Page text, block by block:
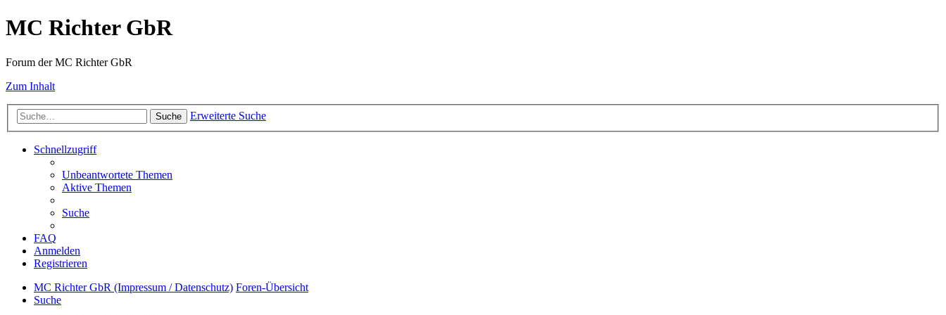
MC Richter GbR
Forum der MC Richter GbR
Zum Inhalt
Suche Erweiterte Suche
Schnellzugriff
Unbeantwortete Themen
Aktive Themen
Suche
FAQ
Anmelden
Registrieren
MC Richter GbR (Impressum / Datenschutz) Foren-Übersicht
Suche